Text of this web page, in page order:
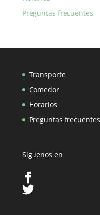
Preguntas frecuentes
Transporte
Comedor
Horarios
Preguntas frecuentes
Siguenos en